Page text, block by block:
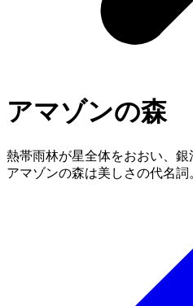
アマゾンの森
熱帯雨林が星全体をおおい、銀
アマゾンの森は美しさの代名詞